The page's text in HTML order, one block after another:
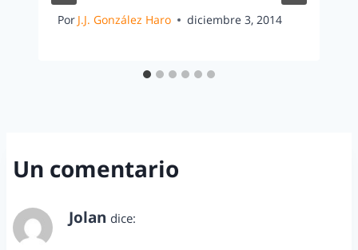
Por J.J. González Haro diciembre 3, 2014
Un comentario
Jolan dice: